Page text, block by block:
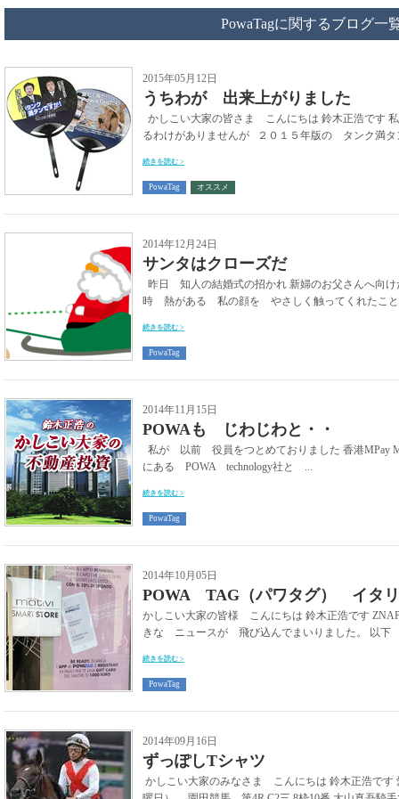
PowaTagに関するブログ一
2015年05月12日
うちわが 出来上がりました
かしこい大家の皆さま こんにちは 鈴木正浩です
るわけがありませんが ２０１５年版の タンク満
続きを読む >
PowaTag オススメ
2014年12月24日
サンタはクローズだ
昨日 知人の結婚式の招かれ 新婦のお父さんへ向
時 熱がある 私の顔を やさしく触ってくれたこ
続きを読む >
PowaTag
2014年11月15日
POWAも じわじわと・・
私が 以前 役員をつとめておりました 香港MPay
にある POWA technology社と ...
続きを読む >
PowaTag
2014年10月05日
POWA TAG（パワタグ） イタリ
かしこい大家の皆様 こんにちは 鈴木正浩です
きな ニュースが 飛び込んでまいりました。 以下
続きを読む >
PowaTag
2014年09月16日
ずっぽしTシャツ
かしこい大家のみなさま こんにちは 鈴木正浩で